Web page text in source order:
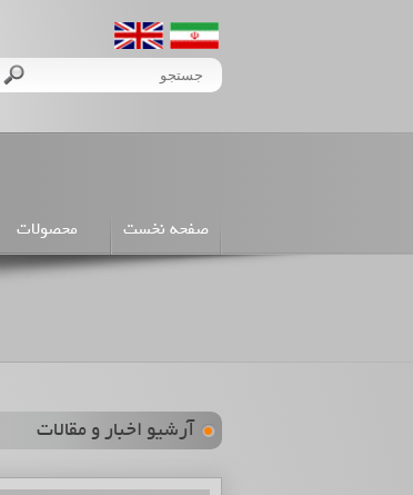
صفحه نخست محصولات
آرشیو اخبار و مقالات